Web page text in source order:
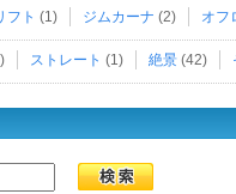
フト (1) ジムカーナ (2) オフ
ストレート (1) 絶景 (42)